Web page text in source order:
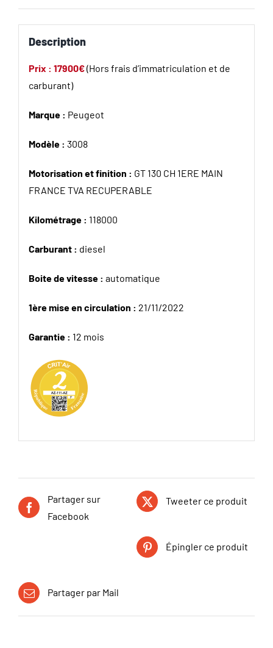
Description
Prix : 17900€(Hors frais d’immatriculation et de
carburant)
Marque : Peugeot
Modèle : 3008
Motorisation et finition : GT 130 CH 1ERE MAIN
FRANCE TVA RECUPERABLE
Kilométrage : 118000
Carburant : diesel
Boite de vitesse : automatique
1ère mise en circulation : 21/11/2022
Garantie : 12 mois
Partager sur
Facebook
Tweeter ce produit
Épingler ce produit
Partager par Mail